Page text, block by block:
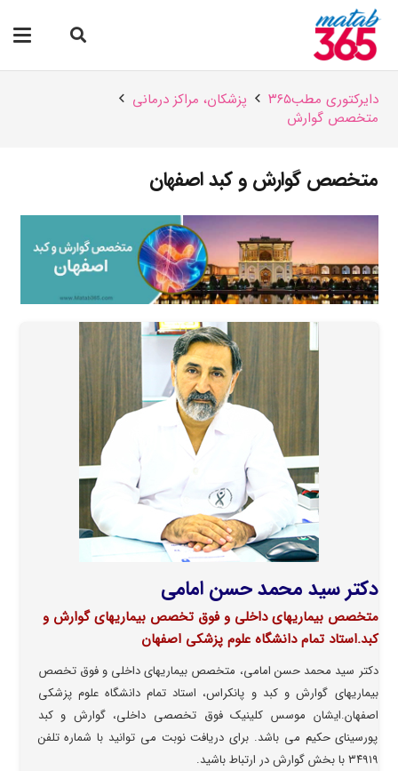
دایرکتوری مطب۳۶۵
پزشکان،‌ مراکز درمانی
متخصص گوارش
متخصص گوارش و کبد اصفهان
دکتر سید محمد حسن امامی
متخصص بیماریهای داخلی و فوق تخصص بیماریهای گوارش و
کبد.استاد تمام دانشگاه علوم پزشکی اصفهان
دکتر سید محمد حسن امامی، متخصص بیماریهای داخلی و فوق تخصص
بیماریهای گوارش و کبد و پانکراس، استاد تمام دانشگاه علوم پزشکی
اصفهان.ایشان موسس کلینیک فوق تخصصی داخلی، گوارش و کبد
پورسینای حکیم می باشد. برای دریافت نوبت می توانید با شماره تلفن
۳۴۹۱۹ با بخش گوارش در ارتباط باشید.